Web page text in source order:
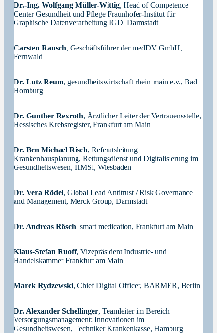
Dr.-Ing. Wolfgang Müller-Wittig, Head of Competence
Center Gesundheit und Pflege Fraunhofer-Institut für
Graphische Datenverarbeitung IGD, Darmstadt
Carsten Rausch, Geschäftsführer der medDV GmbH,
Fernwald
Dr. Lutz Reum, gesundheitswirtschaft rhein-main e.v., Bad
Homburg
Dr. Gunther Rexroth, Ärztlicher Leiter der Vertrauensstelle,
Hessisches Krebsregister, Frankfurt am Main
Dr. Ben Michael Risch, Referatsleitung
Krankenhausplanung, Rettungsdienst und Digitalisierung im
Gesundheitswesen, HMSI, Wiesbaden
Dr. Vera Rödel, Global Lead Antitrust / Risk Governance
and Management, Merck Group, Darmstadt
Dr. Andreas Rösch, smart medication, Frankfurt am Main
Klaus-Stefan Ruoff, Vizepräsident Industrie- und
Handelskammer Frankfurt am Main
Marek Rydzewski, Chief Digital Officer, BARMER, Berlin
Dr. Alexander Schellinger, Teamleiter im Bereich
Versorgungsmanagement: Innovationen im
Gesundheitswesen, Techniker Krankenkasse, Hamburg